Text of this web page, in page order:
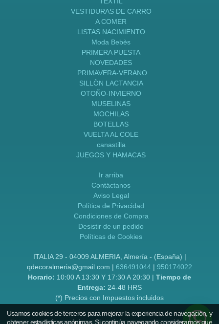
VESTIDURAS DE CARRO
A COMER
LISTAS NACIMIENTO
Moda Bebès
PRIMERA PUESTA
NOVEDADES
PRIMAVERA-VERANO
SILLÒN LACTANCIA
OTOÑO-INVIERNO
MUSELINAS
MOCHILAS
BOTELLAS
VUELTA AL COLE
canastilla
JUEGOS Y HAMACAS
Ir arriba
Contáctanos
Aviso Legal
Política de Privacidad
Condiciones de Compra
Desistir de un pedido
Políticas de Cookies
ITALIA 29 - 04009 ALMERIA, Almería - (España) |
qdecoralmeria@gmail.com | 636491044 | 950174022
Horario: 10:00 A 13:30 Y 17:30 A 20:30 | Tiempo de
Entrega: 24-48 HRS
(*) Precios con Impuestos incluidos
Usamos cookies de terceros para mejorar la experiencia de navegación, y
obtener estadísticas anónimas. Si continúa navegando consideramos que